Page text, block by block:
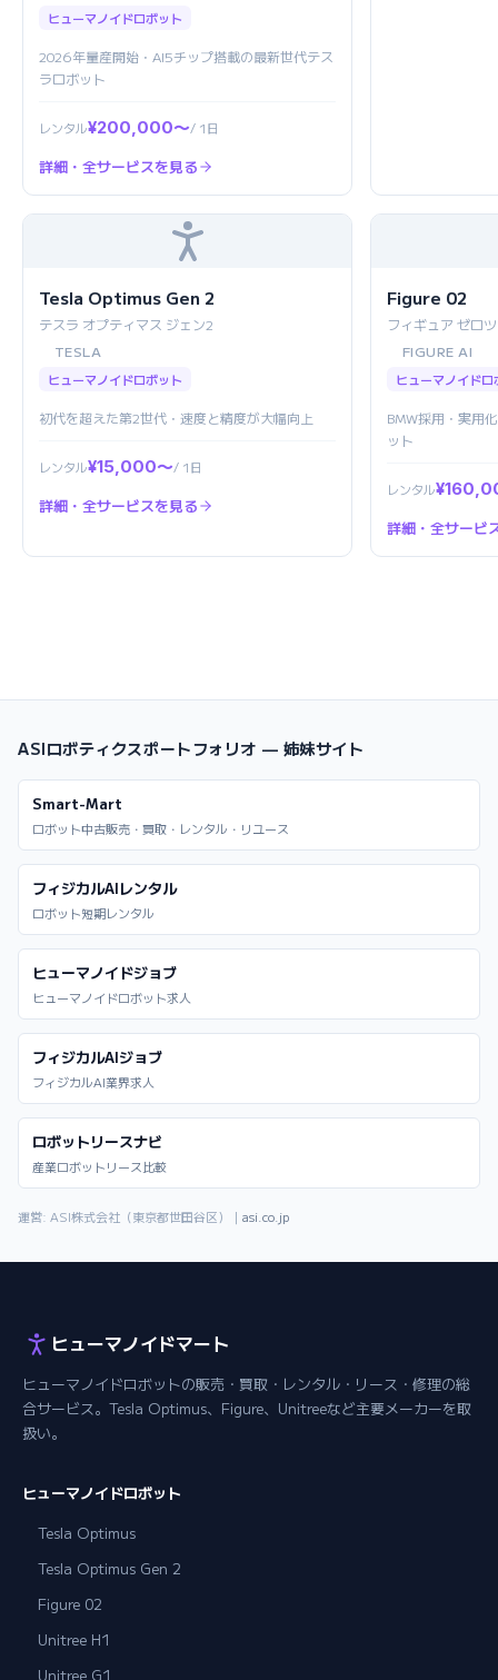
ヒューマノイドロボット
2026年量産開始・AI5チップ搭載の最新世代テス
ラロボット
レンタル¥200,000〜/ 1日
詳細・全サービスを見る
Tesla Optimus Gen 2
テスラ オプティマス ジェン2
TESLA
ヒューマノイドロボット
初代を超えた第2世代・速度と精度が大幅向上
レンタル¥15,000〜/ 1日
詳細・全サービスを見る
Figure 02
フィギュア ゼロ
FIGURE AI
ヒューマノイドロ
BMW採用・実用
ット
レンタル
詳細・全サービ
ASIロボティクスポートフォリオ — 姉妹サイト
Smart-Mart
ロボット中古販売・買取・レンタル・リユース
フィジカルAIレンタル
ロボット短期レンタル
ヒューマノイドジョブ
ヒューマノイドロボット求人
フィジカルAIジョブ
フィジカルAI業界求人
ロボットリースナビ
産業ロボットリース比較
運営: ASI株式会社（東京都世田谷区）｜ asi.co.jp
ヒューマノイドマート
ヒューマノイドロボットの販売・買取・レンタル・リース・修理の総
合サービス。Tesla Optimus、Figure、Unitreeなど主要メーカーを取
扱い。
ヒューマノイドロボット
Tesla Optimus
Tesla Optimus Gen 2
Figure 02
Unitree H1
Unitree G1